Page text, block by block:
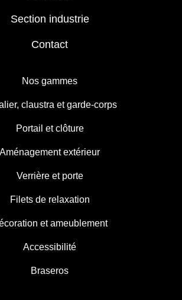
Section industrie
Contact
Nos gammes
claustra et garde-corps
Portail et clôture
Aménagement extérieur
Verrière et porte
Filets de relaxation
et ameublement
Accessibilité
Braseros